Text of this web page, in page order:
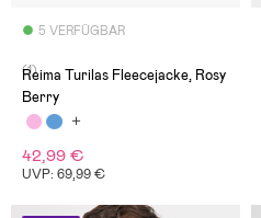
5 VERFÜGBAR
(1)
Reima Turilas Fleecejacke, Rosy
Berry
42,99 €
UVP: 69,99 €